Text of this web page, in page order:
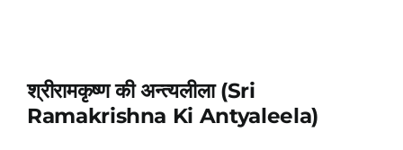
श्रीरामकृष्ण की अन्त्यलीला (Sri
Ramakrishna Ki Antyaleela)